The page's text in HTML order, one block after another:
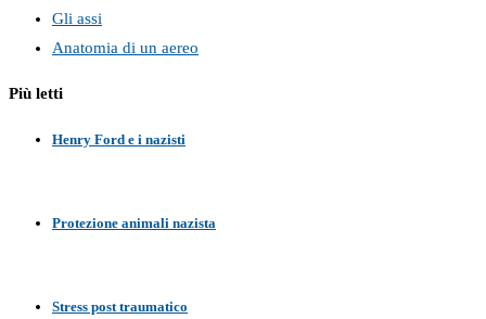
Gli assi
Anatomia di un aereo
Più letti
Henry Ford e i nazisti
Protezione animali nazista
Stress post traumatico